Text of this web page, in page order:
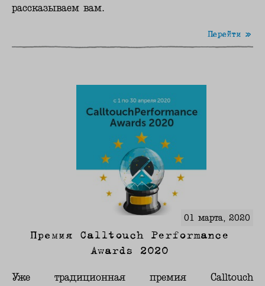
рассказываем вам.
Перейти »
01 марта, 2020
Премия Calltouch Performance
Awards 2020
Уже традиционная премия Calltouch